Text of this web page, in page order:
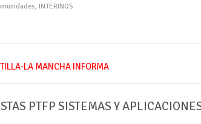
, INTERINOS
LA MANCHA INFORMA
PTFP SISTEMAS Y